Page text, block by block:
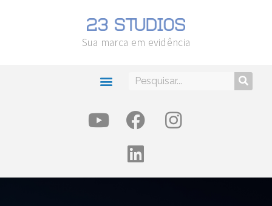
Sua marca em evidência